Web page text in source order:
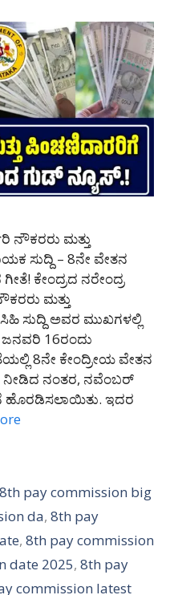
ನೌಕರರು ಮತ್ತು
ಸುದ್ದಿ – 8ನೇ ವೇತನ
ಕೇಂದ್ರದ ನರೇಂದ್ರ
ಮತ್ತು
ಸುದ್ದಿ ಅವರ ಮುಖಗಳಲ್ಲಿ
16ರಂದು
8ನೇ ಕೇಂದ್ರೀಯ ವೇತನ
ನಂತರ, ನವೆಂಬರ್
ಹೊರಡಿಸಲಾಯಿತು. ಇದರ
8th pay commission big
da, 8th pay
, 8th pay commission
date 2025, 8th pay
commission latest